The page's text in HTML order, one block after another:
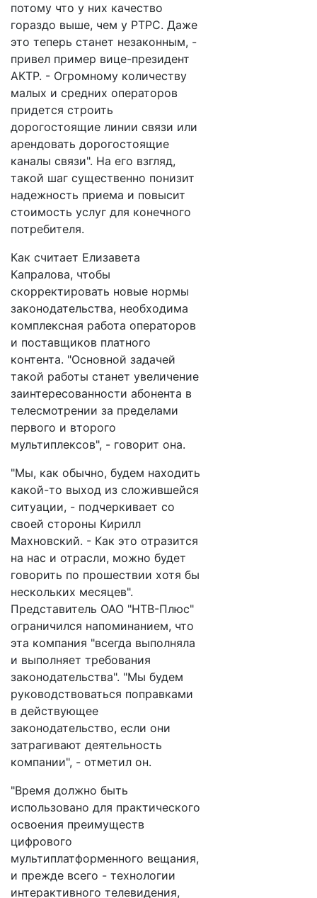
потому что у них качество
гораздо выше, чем у РТРС. Даже
это теперь станет незаконным, -
привел пример вице-президент
АКТР. - Огромному количеству
малых и средних операторов
придется строить
дорогостоящие линии связи или
арендовать дорогостоящие
каналы связи". На его взгляд,
такой шаг существенно понизит
надежность приема и повысит
стоимость услуг для конечного
потребителя.
Как считает Елизавета
Капралова, чтобы
скорректировать новые нормы
законодательства, необходима
комплексная работа операторов
и поставщиков платного
контента. "Основной задачей
такой работы станет увеличение
заинтересованности абонента в
телесмотрении за пределами
первого и второго
мультиплексов", - говорит она.
"Мы, как обычно, будем находить
какой-то выход из сложившейся
ситуации, - подчеркивает со
своей стороны Кирилл
Махновский. - Как это отразится
на нас и отрасли, можно будет
говорить по прошествии хотя бы
нескольких месяцев".
Представитель ОАО "НТВ-Плюс"
ограничился напоминанием, что
эта компания "всегда выполняла
и выполняет требования
законодательства". "Мы будем
руководствоваться поправками
в действующее
законодательство, если они
затрагивают деятельность
компании", - отметил он.
"Время должно быть
использовано для практического
освоения преимуществ
цифрового
мультиплатформенного вещания,
и прежде всего - технологии
интерактивного телевидения,